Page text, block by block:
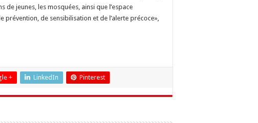
de jeunes, les mosquées, ainsi que l’espace
prévention, de sensibilisation et de l’alerte précoce»,
+ LinkedIn Pinterest